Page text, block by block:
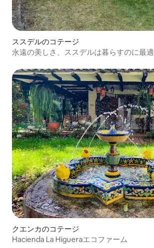
ススデルのコテージ
永遠の美しさ、ススデルは暮らすのに最適
クエンカのコテージ
Hacienda La Higueraエコファーム